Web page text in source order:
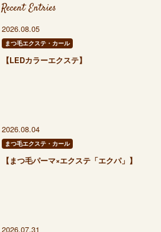
Recent Entries
2026.08.05
まつ毛エクステ・カール
【LEDカラーエクステ】
2026.08.04
まつ毛エクステ・カール
【まつ毛パーマ×エクステ「エクパ」】
2026.07.31